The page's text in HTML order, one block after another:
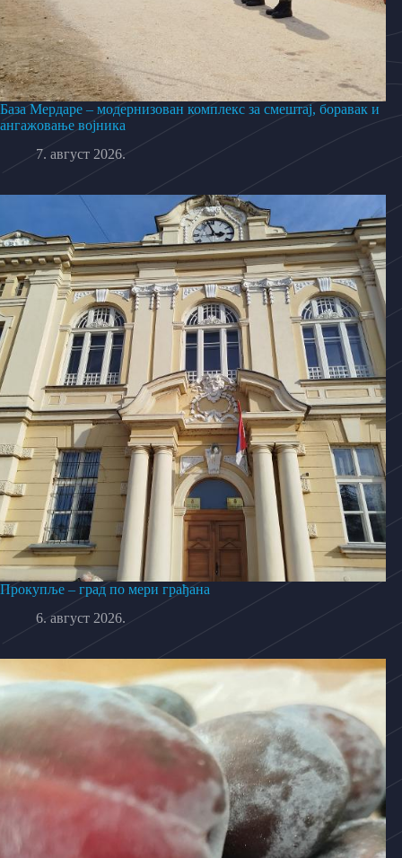
База Мердаре – модернизован комплекс за смештај, боравак и
ангажовање војника
7. август 2026.
Прокупље – град по мери грађана
6. август 2026.